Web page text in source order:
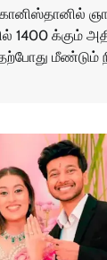
1400 க்கும்
தற்போது மீண்டும்